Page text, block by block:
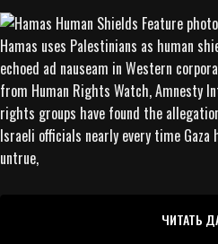
Hamas uses Palestinians as human
echoed ad nauseam in Western
from Human Rights Watch, Amnesty
rights groups have found the
Israeli officials nearly every time
untrue,
ЧИТАТЬ